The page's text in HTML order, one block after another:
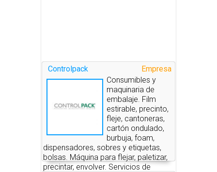
Empresa
Controlpack
Consumibles y
maquinaria de
embalaje. Film
estirable, precinto,
fleje, cantoneras,
cartón ondulado,
burbuja, foam,
dispensadores, sobres y etiquetas,
bolsas. Máquina para flejar, paletizar,
precintar, envolver. Servicios de